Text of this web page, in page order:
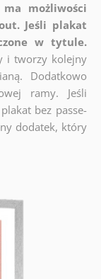
możliwości
Jeśli plakat
w tytule.
i tworzy kolejny
Dodatkowo
ramy. Jeśli
bez passe-
dodatek, który